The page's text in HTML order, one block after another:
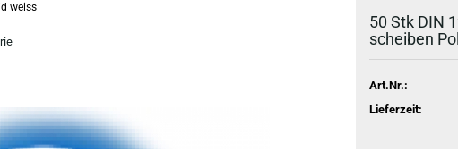
weiss
50 Stk DIN
schei­ben
Art.Nr.:
Lieferzeit: